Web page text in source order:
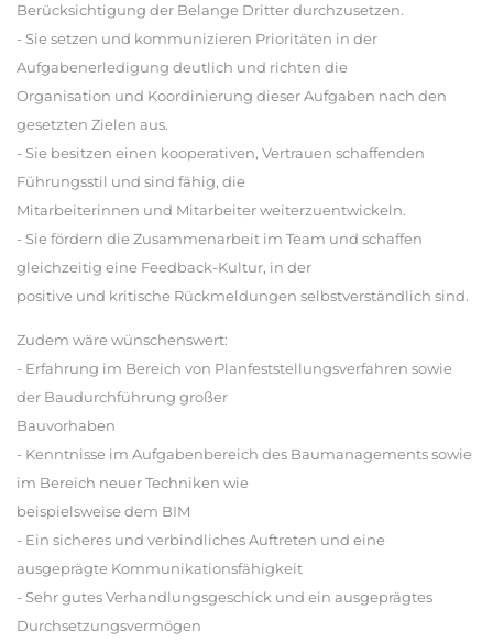
Berücksichtigung der Belange Dritter durchzusetzen.
- Sie setzen und kommunizieren Prioritäten in der
Aufgabenerledigung deutlich und richten die
Organisation und Koordinierung dieser Aufgaben nach den
gesetzten Zielen aus.
- Sie besitzen einen kooperativen, Vertrauen schaffenden
Führungsstil und sind fähig, die
Mitarbeiterinnen und Mitarbeiter weiterzuentwickeln.
- Sie fördern die Zusammenarbeit im Team und schaffen
gleichzeitig eine Feedback-Kultur, in der
positive und kritische Rückmeldungen selbstverständlich sind.
Zudem wäre wünschenswert:
- Erfahrung im Bereich von Planfeststellungsverfahren sowie
der Baudurchführung großer
Bauvorhaben
- Kenntnisse im Aufgabenbereich des Baumanagements sowie
im Bereich neuer Techniken wie
beispielsweise dem BIM
- Ein sicheres und verbindliches Auftreten und eine
ausgeprägte Kommunikationsfähigkeit
- Sehr gutes Verhandlungsgeschick und ein ausgeprägtes
Durchsetzungsvermögen